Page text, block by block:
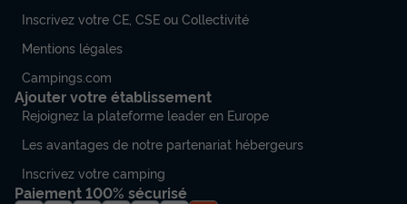
Inscrivez votre CE, CSE ou Collectivité
Mentions légales
Campings.com
Ajouter votre établissement
Rejoignez la plateforme leader en Europe
Les avantages de notre partenariat hébergeurs
Inscrivez votre camping
Paiement 100% sécurisé